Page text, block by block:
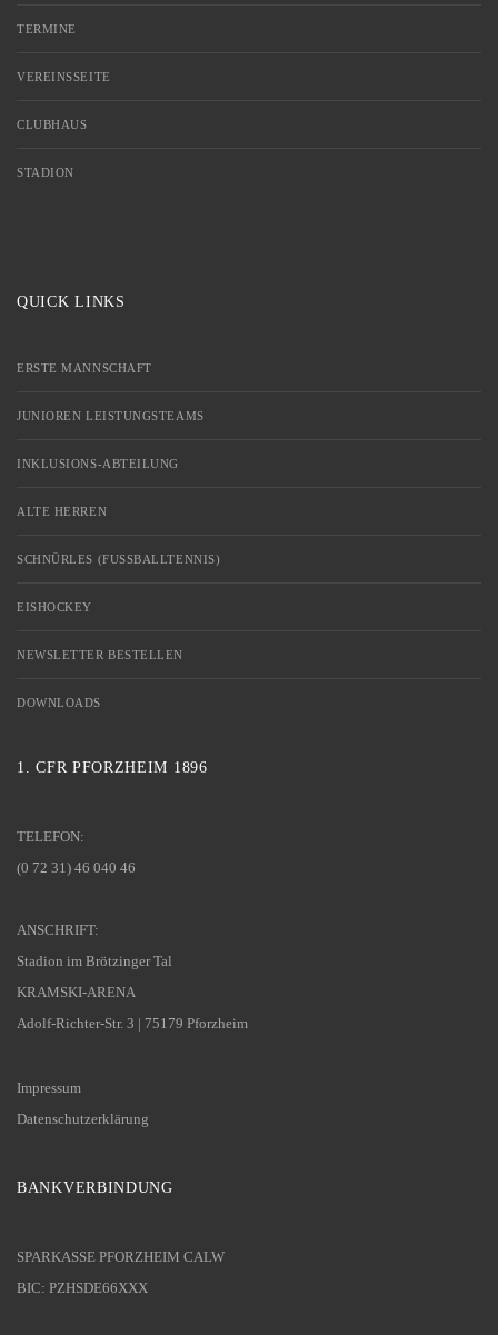
TERMINE
VEREINSSEITE
CLUBHAUS
STADION
QUICK LINKS
ERSTE MANNSCHAFT
JUNIOREN LEISTUNGSTEAMS
INKLUSIONS-ABTEILUNG
ALTE HERREN
SCHNÜRLES (FUSSBALLTENNIS)
EISHOCKEY
NEWSLETTER BESTELLEN
DOWNLOADS
1. CFR PFORZHEIM 1896
TELEFON:
(0 72 31) 46 040 46
ANSCHRIFT:
Stadion im Brötzinger Tal
KRAMSKI-ARENA
Adolf-Richter-Str. 3 | 75179 Pforzheim
Impressum
Datenschutzerklärung
BANKVERBINDUNG
SPARKASSE PFORZHEIM CALW
BIC: PZHSDE66XXX